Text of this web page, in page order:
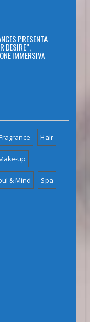
PRESENTA
DESIRE”,
IMMERSIVA
Hair
up
& Mind Spa